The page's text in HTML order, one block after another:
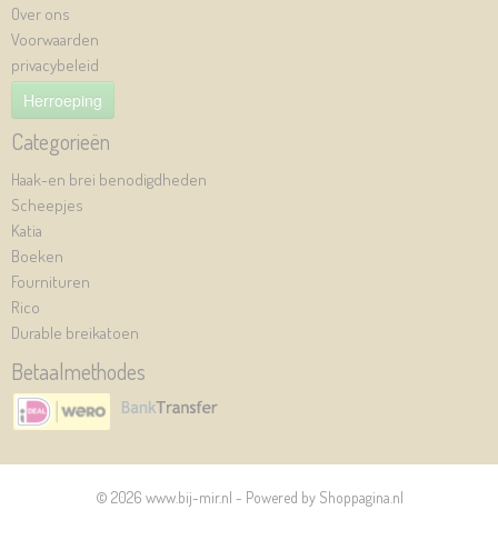
Over ons
Voorwaarden
privacybeleid
Herroeping
Categorieën
Haak-en brei benodigdheden
Scheepjes
Katia
Boeken
Fournituren
Rico
Durable breikatoen
Betaalmethodes
© 2026 www.bij-mir.nl - Powered by Shoppagina.nl